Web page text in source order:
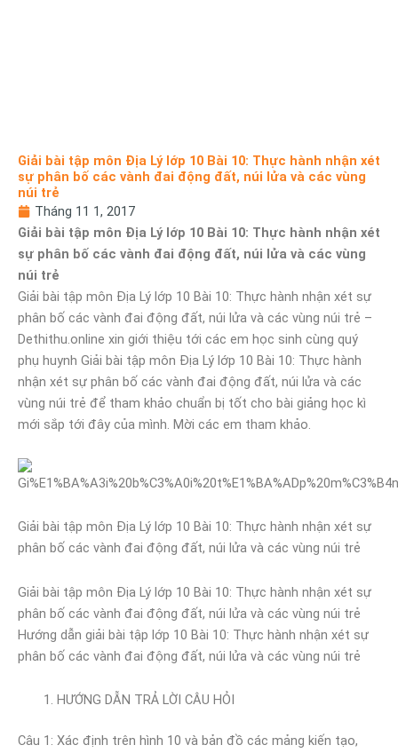
Giải bài tập môn Địa Lý lớp 10 Bài 10: Thực hành nhận xét
sự phân bố các vành đai động đất, núi lửa và các vùng
núi trẻ
Tháng 11 1, 2017
Giải bài tập môn Địa Lý lớp 10 Bài 10: Thực hành nhận xét
sự phân bố các vành đai động đất, núi lửa và các vùng
núi trẻ
Giải bài tập môn Địa Lý lớp 10 Bài 10: Thực hành nhận xét sự
phân bố các vành đai động đất, núi lửa và các vùng núi trẻ –
Dethithu.online xin giới thiệu tới các em học sinh cùng quý
phụ huynh Giải bài tập môn Địa Lý lớp 10 Bài 10: Thực hành
nhận xét sự phân bố các vành đai động đất, núi lửa và các
vùng núi trẻ để tham khảo chuẩn bị tốt cho bài giảng học kì
mới sắp tới đây của mình. Mời các em tham khảo.
Giải bài tập môn Địa Lý lớp 10 Bài 10: Thực hành nhận xét sự
phân bố các vành đai động đất, núi lửa và các vùng núi trẻ
Giải bài tập môn Địa Lý lớp 10 Bài 10: Thực hành nhận xét sự
phân bố các vành đai động đất, núi lửa và các vùng núi trẻ
Hướng dẫn giải bài tập lớp 10 Bài 10: Thực hành nhận xét sự
phân bố các vành đai động đất, núi lửa và các vùng núi trẻ
HƯỚNG DẪN TRẢ LỜI CÂU HỎI
Câu 1: Xác định trên hình 10 và bản đồ các mảng kiến tạo,